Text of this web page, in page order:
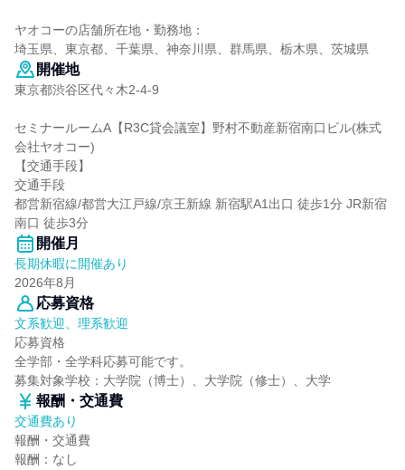
ヤオコーの店舗所在地・勤務地：
埼玉県、東京都、千葉県、神奈川県、群馬県、栃木県、茨城県
開催地
東京都渋谷区代々木2-4-9
セミナールームA【R3C貸会議室】野村不動産新宿南口ビル(株式
会社ヤオコー)
【交通手段】
交通手段
都営新宿線/都営大江戸線/京王新線 新宿駅A1出口 徒歩1分 JR新宿
南口 徒歩3分
開催月
長期休暇に開催あり
2026年8月
応募資格
文系歓迎、理系歓迎
応募資格
全学部・全学科応募可能です。
募集対象学校：大学院（博士）、大学院（修士）、大学
報酬・交通費
交通費あり
報酬・交通費
報酬：なし